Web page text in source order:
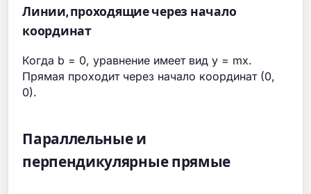
Линии, проходящие через начало
координат
Когда b = 0, уравнение имеет вид y = mx.
Прямая проходит через начало координат (0,
0).
Параллельные и
перпендикулярные прямые